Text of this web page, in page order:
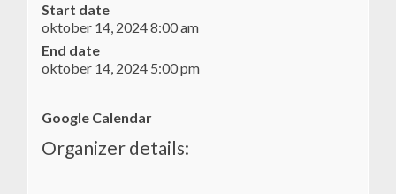
Start date
oktober 14, 2024 8:00 am
End date
oktober 14, 2024 5:00 pm
Google Calendar
Organizer details: